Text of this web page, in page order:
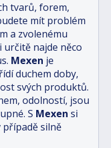
tvarů, forem,
mít problém
a zvolenému
určitě najde něco
Mexen je
duchem doby,
svých produktů.
odolností, jsou
S Mexen si
případě silně